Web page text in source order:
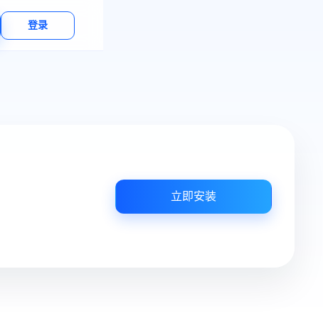
登录
立即安装